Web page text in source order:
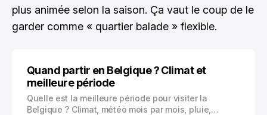
plus animée selon la saison. Ça vaut le coup de le
garder comme « quartier balade » flexible.
Quand partir en Belgique ? Climat et
meilleure période
Quelle est la meilleure période pour visiter la
Belgique ? Climat, météo mois par mois, pluie,